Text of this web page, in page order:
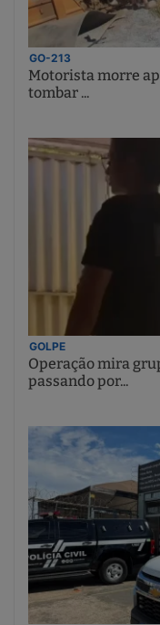
GO-213
Motorista morre
tombar ...
GOLPE
Operação mira
passando por...